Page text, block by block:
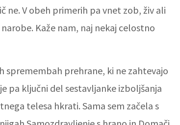
ne. V obeh primerih pa vnet zob, živ ali
Kaže nam, naj nekaj celostno
prehrane, ki ne zahtevajo
pa ključni del sestavljanke izboljšanja
telesa hkrati. Sama sem začela s